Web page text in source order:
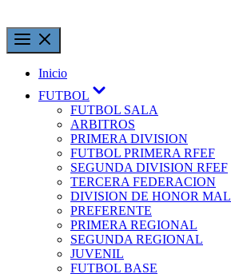
Inicio
FUTBOL
FUTBOL SALA
ARBITROS
PRIMERA DIVISION
FUTBOL PRIMERA RFEF
SEGUNDA DIVISION RFEF
TERCERA FEDERACION
DIVISION DE HONOR
PREFERENTE
PRIMERA REGIONAL
SEGUNDA REGIONAL
JUVENIL
FUTBOL BASE